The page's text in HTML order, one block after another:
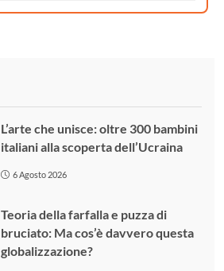
L’arte che unisce: oltre 300 bambini
italiani alla scoperta dell’Ucraina
6 Agosto 2026
Teoria della farfalla e puzza di
bruciato: Ma cos’è davvero questa
globalizzazione?